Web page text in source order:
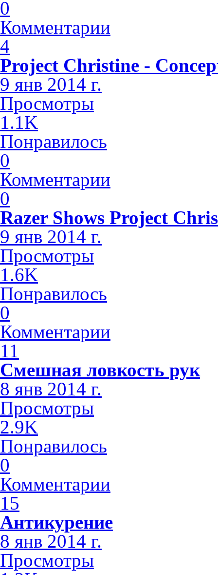
0
Комментарии
4
Project Christine -
9 янв 2014 г.
Просмотры
1.1K
Понравилось
0
Комментарии
0
Razer Shows Project
9 янв 2014 г.
Просмотры
1.6K
Понравилось
0
Комментарии
11
Смешная ловкость рук
8 янв 2014 г.
Просмотры
2.9K
Понравилось
0
Комментарии
15
Антикурение
8 янв 2014 г.
Просмотры